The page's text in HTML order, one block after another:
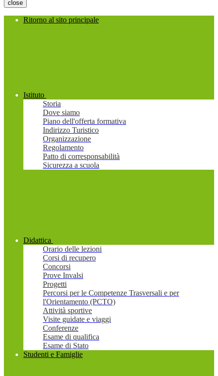
close
Ritorno al sito principale
Istituto
Storia
Dove siamo
Piano dell'offerta formativa
Indirizzo Turistico
Organizzazione
Regolamento
Patto di corresponsabilità
Sicurezza a scuola
Didattica
Orario delle lezioni
Corsi di recupero
Concorsi
Prove Invalsi
Progetti
Percorsi per le Competenze Trasversali e per
l'Orientamento (PCTO)
Attività sportive
Visite guidate e viaggi
Conferenze
Esame di qualifica
Esame di Stato
Studenti e Famiglie